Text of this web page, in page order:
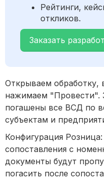
Рейтинги,
откликов.
Заказать
Открываем обработку,
нажимаем "Провести".
погашены все ВСД по
субъектам и
Конфигурация
сопоставления с
документы будут
погасить после